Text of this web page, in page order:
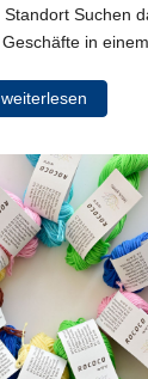
Standort Suchen
in
weiterlesen